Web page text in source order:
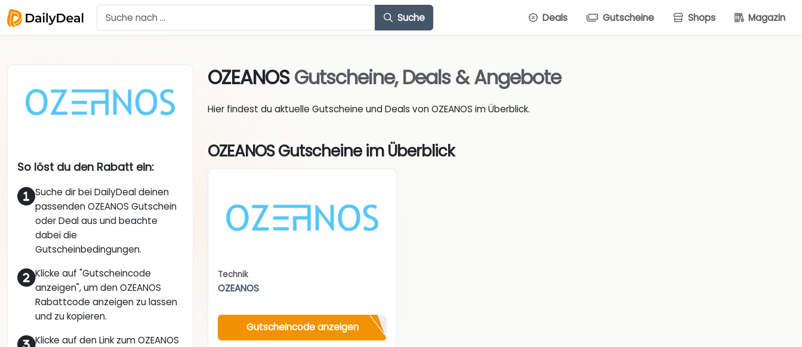
Suche Deals Gutscheine Shops Magazin
So löst du den Rabatt ein:
Suche dir bei DailyDeal deinen
passenden OZEANOS Gutschein
oder Deal aus und beachte
dabei die
Gutscheinbedingungen.
Klicke auf "Gutscheincode
anzeigen", um den OZEANOS
Rabattcode anzeigen zu lassen
und zu kopieren.
Klicke auf den Link zum OZEANOS
OZEANOSGutscheine, Deals & Angebote
Hier findest du aktuelle Gutscheine und Deals von OZEANOS im Überblick.
OZEANOS Gutscheine im Überblick
Technik
OZEANOS
Gutscheincode anzeigen